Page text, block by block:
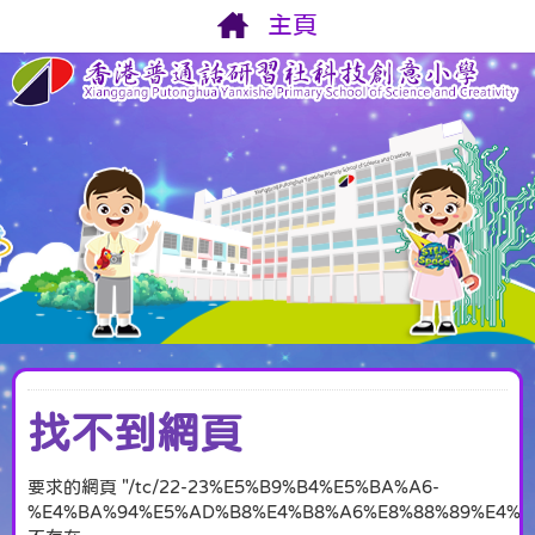
主頁
找不到網頁
要求的網頁 "/tc/22-23%E5%B9%B4%E5%BA%A6-